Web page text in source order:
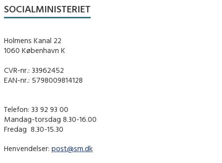
SOCIALMINISTERIET
Holmens Kanal 22
1060 København K
CVR-nr.: 33962452
EAN-nr.: 5798009814128
Telefon: 33 92 93 00
Mandag-torsdag 8.30-16.00
Fredag ​ 8.30-15.30
Henvendelser: post@sm.dk